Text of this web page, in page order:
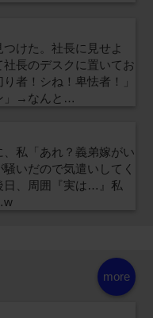
けた。社長に見せよ
長のデスクに置いてお
者！シね！卑怯者！」
」→なんと…
私「あれ？義弟嫁がい
いだので気遣いしてく
、周囲『実は…』私
more